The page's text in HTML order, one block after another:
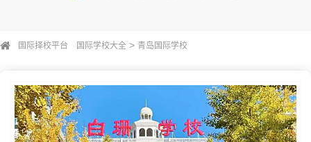
国际择校平台 国际学校大全 > 青岛国际学校